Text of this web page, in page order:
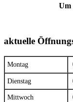
Um
aktuelle
Montag
Dienstag
Mittwoch